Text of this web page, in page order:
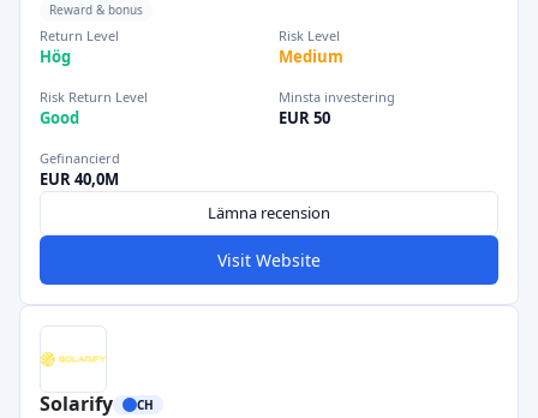
Reward & bonus
Return Level
Hög
Risk Level
Medium
Risk Return Level
Good
Minsta investering
EUR 50
Gefinancierd
EUR 40,0M
Lämna recension
Visit Website
Solarify CH